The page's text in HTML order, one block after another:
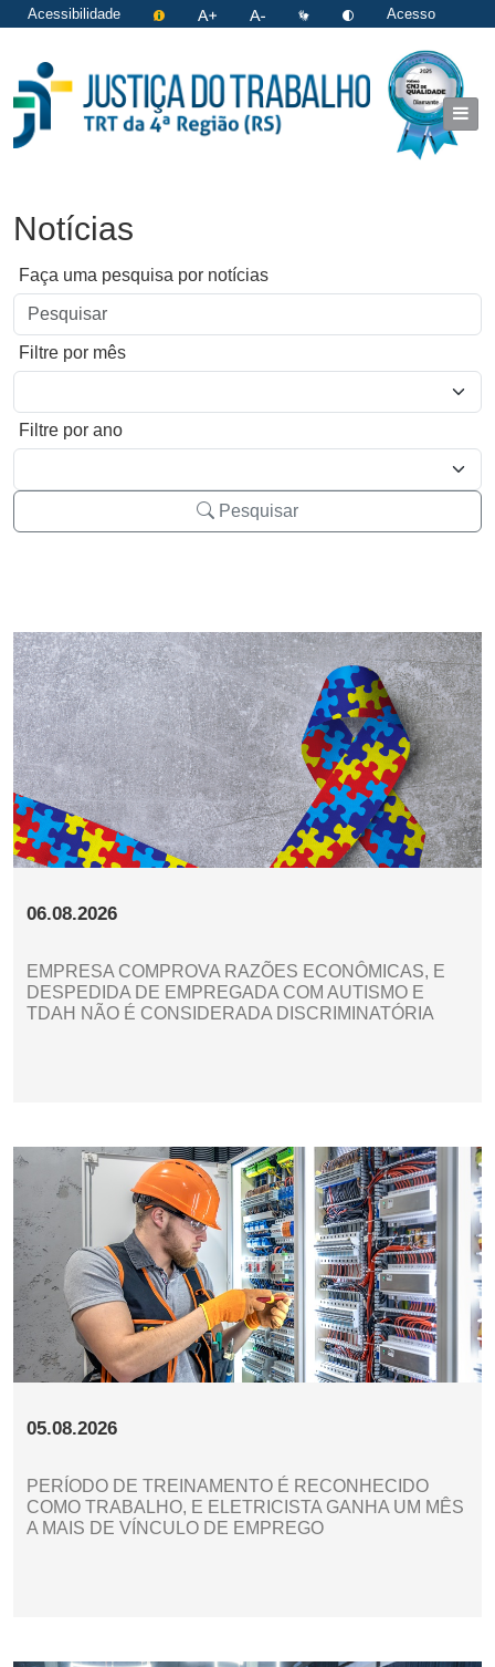
Acessibilidade
Acesso
Notícias
Faça uma pesquisa por notícias
Filtre por mês
Filtre por ano
Pesquisar
06.08.2026
EMPRESA COMPROVA RAZÕES ECONÔMICAS, E
DESPEDIDA DE EMPREGADA COM AUTISMO E
TDAH NÃO É CONSIDERADA DISCRIMINATÓRIA
05.08.2026
PERÍODO DE TREINAMENTO É RECONHECIDO
COMO TRABALHO, E ELETRICISTA GANHA UM MÊS
A MAIS DE VÍNCULO DE EMPREGO